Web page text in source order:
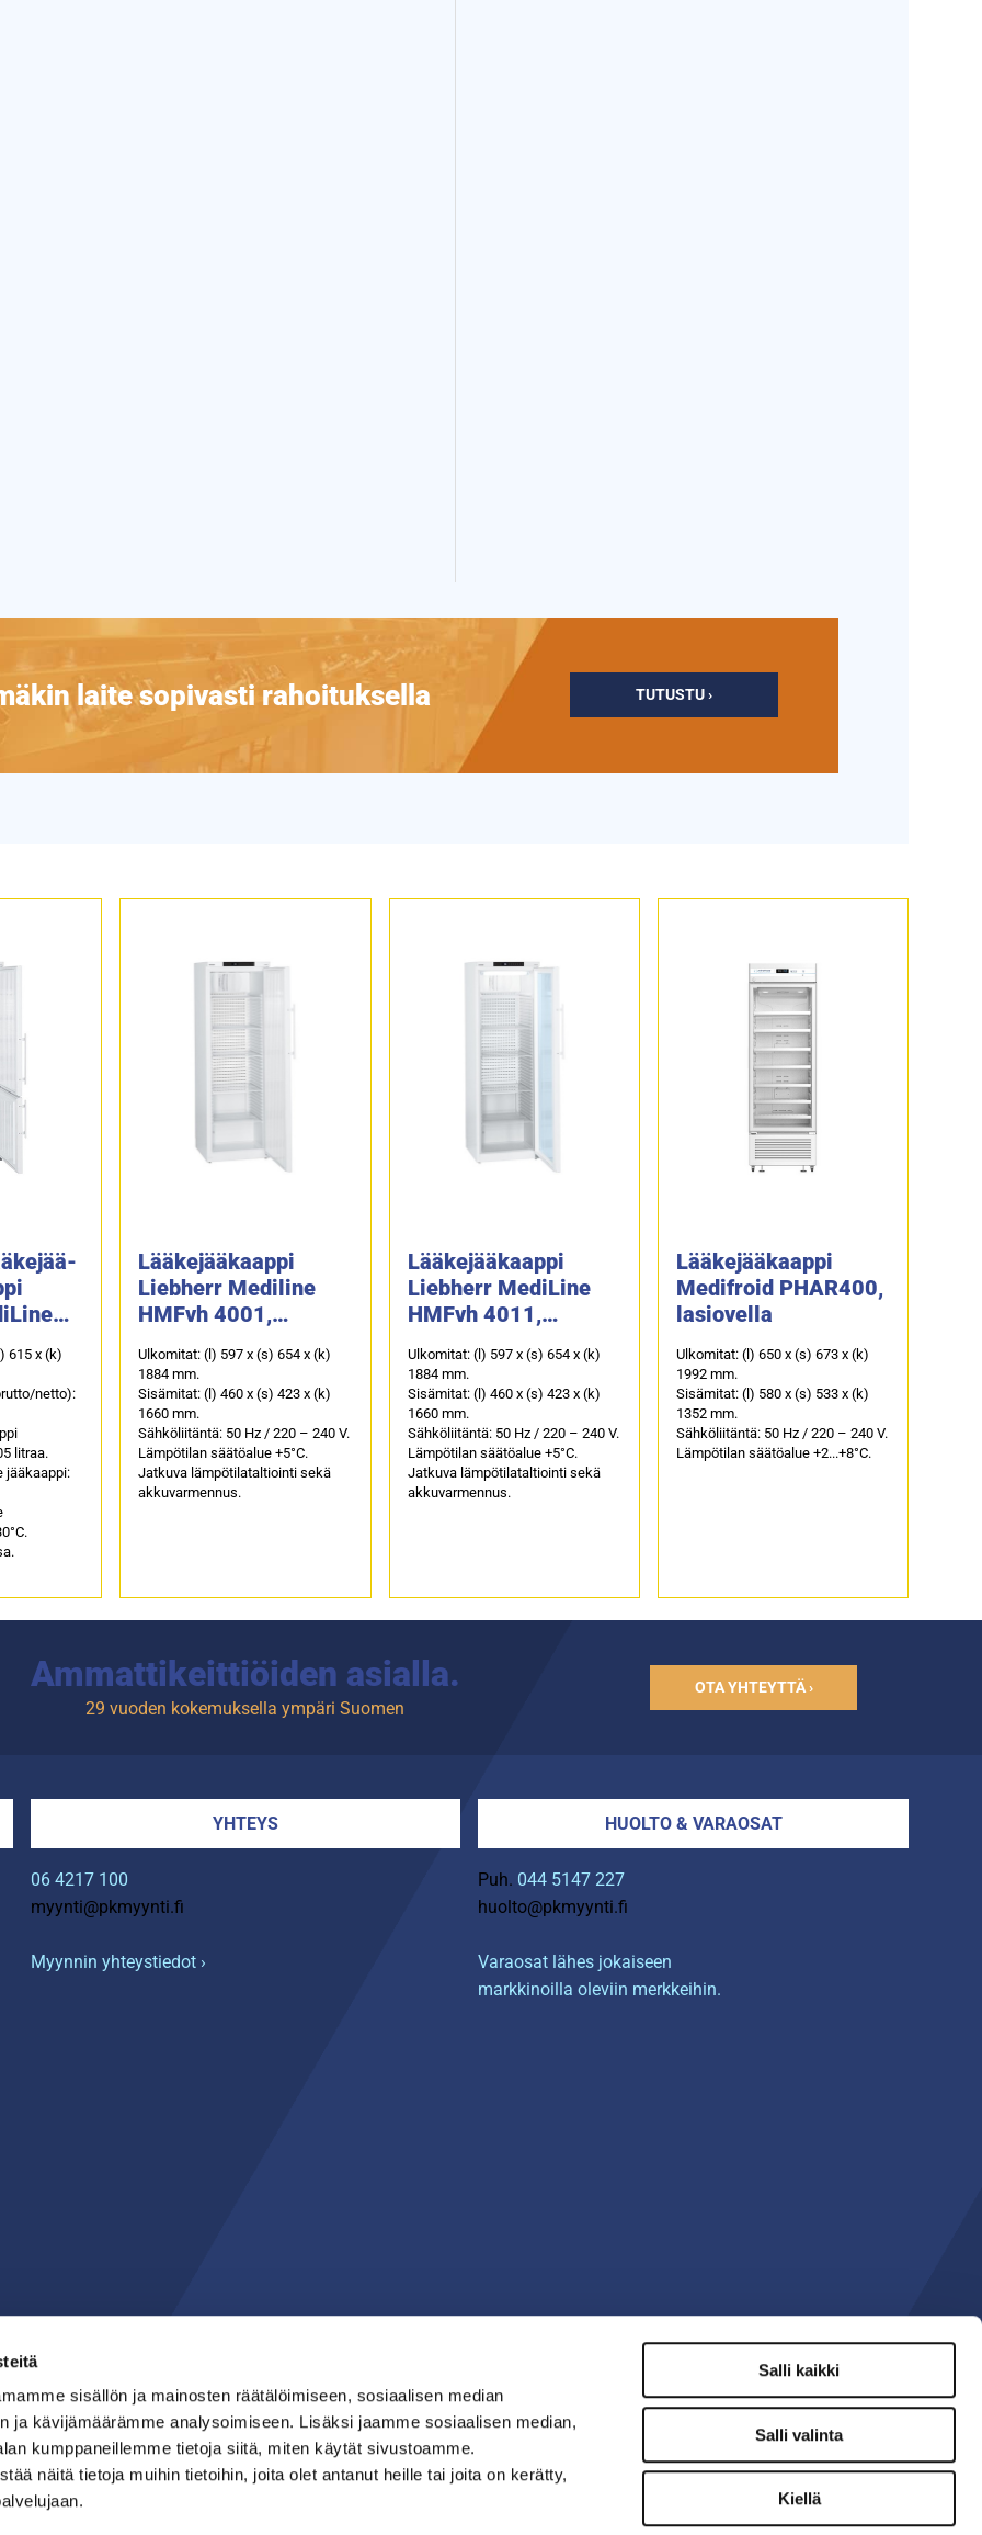
sisällön ja mainosten räätälöimiseen, sosiaalisen median
ja kävijämäärämme analysoimiseen. Lisäksi jaamme sosiaalisen median,
kumppaneillemme tietoja siitä, miten käytät sivustoamme.
näitä tietoja muihin tietoihin, joita olet antanut heille tai joita on kerätty,
Salli kaikki
Salli valinta
Kiellä
laite sopivasti rahoituksella TUTUSTU ›
615 x (k)
netto):
litraa.
jääkaappi:
Lääkejääkaappi
Liebherr Mediline
HMFvh 4001,
58345)
Ulkomitat: (l) 597 x (s) 654 x (k)
1884 mm.
Sisämitat: (l) 460 x (s) 423 x (k)
1660 mm.
Sähköliitäntä: 50 Hz / 220 – 240 V.
Lämpötilan säätöalue +5°C.
Jatkuva lämpötilataltiointi sekä
akkuvarmennus.
Lääkejääkaappi
Liebherr MediLine
HMFvh 4011,
58345)
Ulkomitat: (l) 597 x (s) 654 x (k)
1884 mm.
Sisämitat: (l) 460 x (s) 423 x (k)
1660 mm.
Sähköliitäntä: 50 Hz / 220 – 240 V.
Lämpötilan säätöalue +5°C.
Jatkuva lämpötilataltiointi sekä
akkuvarmennus.
Lääkejääkaappi
Medifroid PHAR400,
lasiovella
Ulkomitat: (l) 650 x (s) 673 x (k)
1992 mm.
Sisämitat: (l) 580 x (s) 533 x (k)
1352 mm.
Sähköliitäntä: 50 Hz / 220 – 240 V.
Lämpötilan säätöalue +2...+8°C.
Ammattikeittiöiden asialla.
29 vuoden kokemuksella ympäri Suomen
OTA YHTEYTTÄ ›
YHTEYS
06 4217 100
myynti@pkmyynti.fi
Myynnin yhteystiedot ›
HUOLTO & VARAOSAT
Puh. 044 5147 227
huolto@pkmyynti.fi
Varaosat lähes jokaiseen
markkinoilla oleviin merkkeihin.